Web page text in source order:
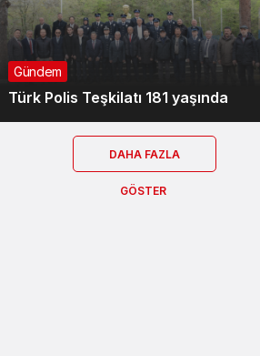
Gündem
Türk Polis Teşkilatı 181 yaşında
DAHA FAZLA
GÖSTER